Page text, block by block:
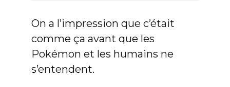
On a l’impression que c’était
comme ça avant que les
Pokémon et les humains ne
s’entendent.